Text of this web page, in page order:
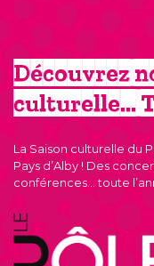
Découvrez
culturelle…
La Saison culturelle du
Pays d’Alby ! Des
conférences… toute